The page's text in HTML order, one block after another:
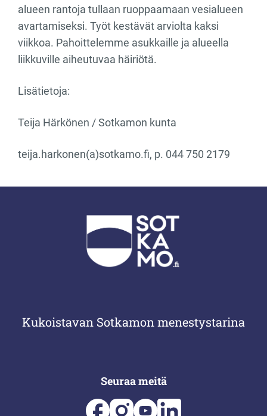
alueen rantoja tullaan ruoppaamaan vesialueen
avartamiseksi. Työt kestävät arviolta kaksi
viikkoa. Pahoittelemme asukkaille ja alueella
liikkuville aiheutuvaa häiriötä.
Lisätietoja:
Teija Härkönen / Sotkamon kunta
teija.harkonen(a)sotkamo.fi, p. 044 750 2179
Kukoistavan Sotkamon menestystarina
Seuraa meitä